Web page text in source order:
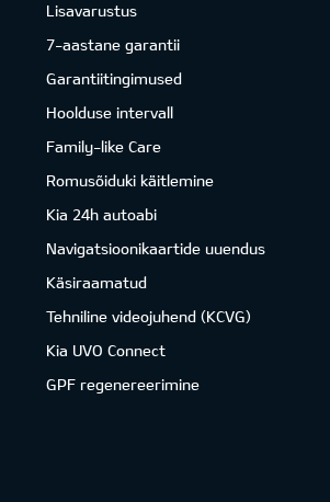
Lisavarustus
7-aastane garantii
Garantiitingimused
Hoolduse intervall
Family-like Care
Romusõiduki käitlemine
Kia 24h autoabi
Navigatsioonikaartide uuendus
Käsiraamatud
Tehniline videojuhend (KCVG)
Kia UVO Connect
GPF regenereerimine